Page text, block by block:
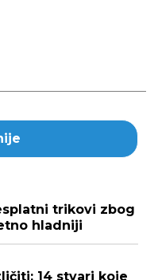
trikovi zbog
hladniji
14 stvari koje